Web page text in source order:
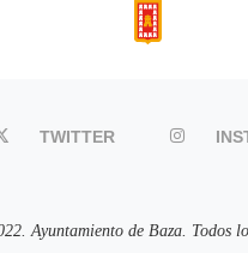
TWITTER
Ayuntamiento de Baza. Todos